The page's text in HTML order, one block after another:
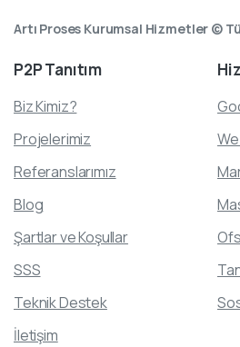
Artı Proses Kurumsal Hizmetler ©
P2PTanıtım
Biz Kimiz?
Projelerimiz
Referanslarımız
Blog
Şartlar ve Koşullar
SSS
Teknik Destek
İletişim